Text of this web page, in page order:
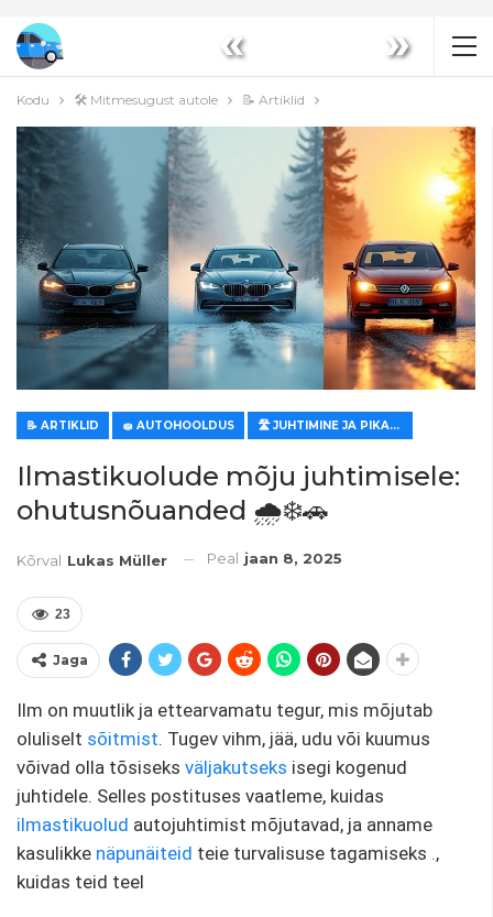
« »
Kodu 🛠️ Mitmesugust autole 📝 Artiklid
📝 ARTIKLID 🧽 AUTOHOOLDUS 🛣️ JUHTIMINE JA PIKAD SÕIDUD
Ilmastikuolude mõju juhtimisele:
ohutusnõuanded 🌧️❄️🚗
Kõrval Lukas Müller Peal jaan 8, 2025
23
Jaga
Ilm on muutlik ja ettearvamatu tegur, mis mõjutab
oluliselt sõitmist. Tugev vihm, jää, udu või kuumus
võivad olla tõsiseks väljakutseks isegi kogenud
juhtidele. Selles postituses vaatleme, kuidas
ilmastikuolud autojuhtimist mõjutavad, ja anname
kasulikke näpunäiteid teie turvalisuse tagamiseks .,
kuidas teid teel